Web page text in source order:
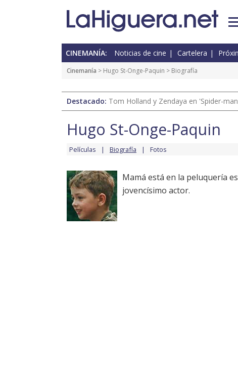
CINEMANÍA: Noticias de cine Cartelera
Cinemanía > Hugo St-Onge-Paquin > Biografía
Destacado: Tom Holland y Zendaya en 'Spider-
Hugo St-Onge-Paquin
Películas Biografía Fotos
Mamá está en la peluquería
jovencísimo actor.